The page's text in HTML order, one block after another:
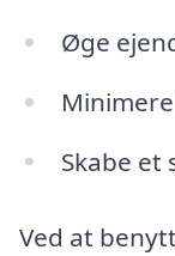
Øge
Skabe et
Ved at